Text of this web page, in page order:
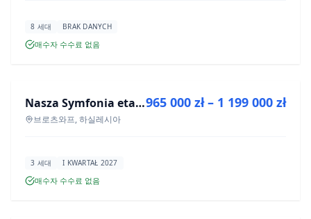
8 세대 BRAK DANYCH
매수자 수수료 없음
신규 분양 Nasza Symfonia etap III
브로츠와프, 하실레시아
965 000 zł – 1 199 000 zł
3 세대 I KWARTAŁ 2027
매수자 수수료 없음